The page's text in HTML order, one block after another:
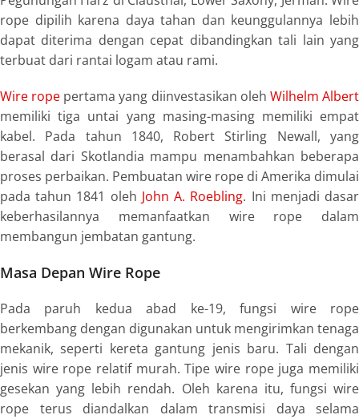
rope dipilih karena daya tahan dan keunggulannya lebih
dapat diterima dengan cepat dibandingkan tali lain yang
terbuat dari rantai logam atau rami.
Wire rope pertama yang diinvestasikan oleh Wilhelm Albert
memiliki tiga untai yang masing-masing memiliki empat
kabel. Pada tahun 1840, Robert Stirling Newall, yang
berasal dari Skotlandia mampu menambahkan beberapa
proses perbaikan. Pembuatan wire rope di Amerika dimulai
pada tahun 1841 oleh John A. Roebling. Ini menjadi dasar
keberhasilannya memanfaatkan wire rope dalam
membangun jembatan gantung.
Masa Depan Wire Rope
Pada paruh kedua abad ke-19, fungsi wire rope
berkembang dengan digunakan untuk mengirimkan tenaga
mekanik, seperti kereta gantung jenis baru. Tali dengan
jenis wire rope relatif murah. Tipewire ropejuga memiliki
gesekan yang lebih rendah. Oleh karena itu, fungsi wire
rope terus diandalkan dalam transmisi daya selama